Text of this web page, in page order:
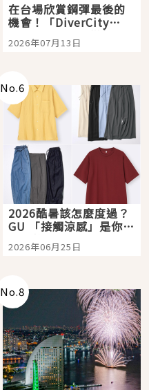
在台場欣賞鋼彈最後的
機會！「DiverCity
Tokyo Plaza」搭船、
購物、美食及夜景，一
2026年07月13日
No.6
2026酷暑該怎麼度過？
GU 「接觸涼感」是你的
夏日救星
2026年06月25日
No.8